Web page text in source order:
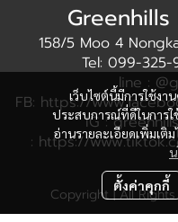
เว็บไซต์นี้มีการใช้ง
ประสบการณ์ที่ดีในการใ
อ่านรายละเอียดเพิ่มเติ
ตั้งค่าคุกกี้
158/5 Moo 4
Tel: 099-
line :
FB: https://
IG :
: https://
Copyright | All